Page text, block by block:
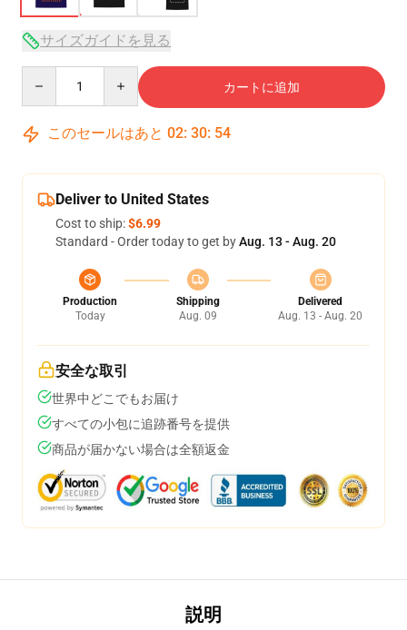
サイズガイドを見る
カートに追加
このセールはあと 02: 30: 54
Deliver to United States
Cost to ship:$6.99
Standard - Order today to get byAug. 13 - Aug. 20
Production
Today
Shipping
Aug. 09
Delivered
Aug. 13 - Aug. 20
安全な取引
世界中どこでもお届け
すべての小包に追跡番号を提供
商品が届かない場合は全額返金
説明